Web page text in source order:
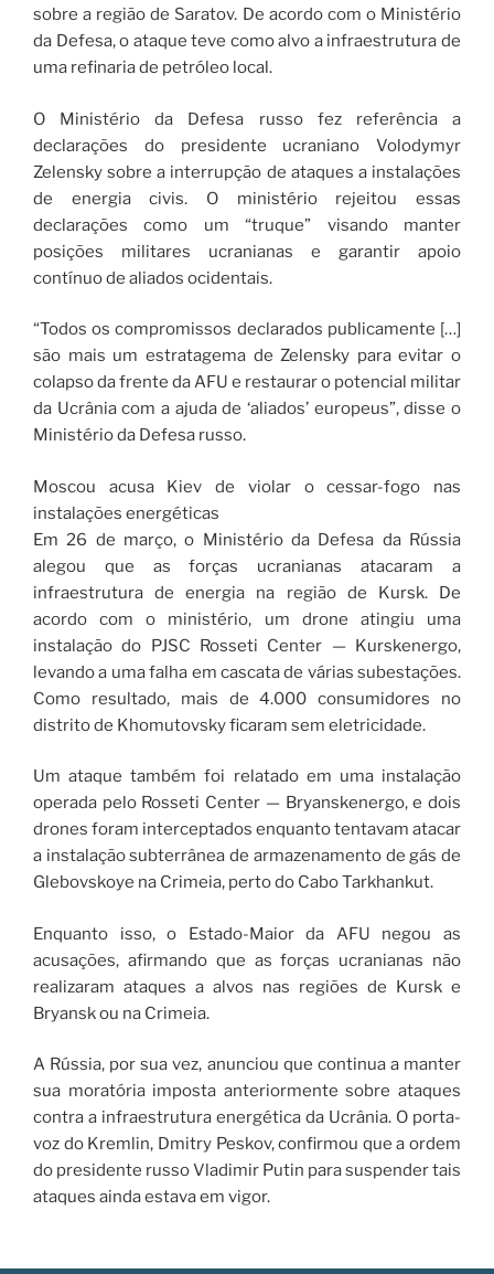
sobre a região de Saratov. De acordo com o Ministério
da Defesa, o ataque teve como alvo a infraestrutura de
uma refinaria de petróleo local.
O Ministério da Defesa russo fez referência a
declarações do presidente ucraniano Volodymyr
Zelensky sobre a interrupção de ataques a instalações
de energia civis. O ministério rejeitou essas
declarações como um “truque” visando manter
posições militares ucranianas e garantir apoio
contínuo de aliados ocidentais.
“Todos os compromissos declarados publicamente […]
são mais um estratagema de Zelensky para evitar o
colapso da frente da AFU e restaurar o potencial militar
da Ucrânia com a ajuda de ‘aliados’ europeus”, disse o
Ministério da Defesa russo.
Moscou acusa Kiev de violar o cessar-fogo nas
instalações energéticas
Em 26 de março, o Ministério da Defesa da Rússia
alegou que as forças ucranianas atacaram a
infraestrutura de energia na região de Kursk. De
acordo com o ministério, um drone atingiu uma
instalação do PJSC Rosseti Center — Kurskenergo,
levando a uma falha em cascata de várias subestações.
Como resultado, mais de 4.000 consumidores no
distrito de Khomutovsky ficaram sem eletricidade.
Um ataque também foi relatado em uma instalação
operada pelo Rosseti Center — Bryanskenergo, e dois
drones foram interceptados enquanto tentavam atacar
a instalação subterrânea de armazenamento de gás de
Glebovskoye na Crimeia, perto do Cabo Tarkhankut.
Enquanto isso, o Estado-Maior da AFU negou as
acusações, afirmando que as forças ucranianas não
realizaram ataques a alvos nas regiões de Kursk e
Bryansk ou na Crimeia.
A Rússia, por sua vez, anunciou que continua a manter
sua moratória imposta anteriormente sobre ataques
contra a infraestrutura energética da Ucrânia. O porta-
voz do Kremlin, Dmitry Peskov, confirmou que a ordem
do presidente russo Vladimir Putin para suspender tais
ataques ainda estava em vigor.